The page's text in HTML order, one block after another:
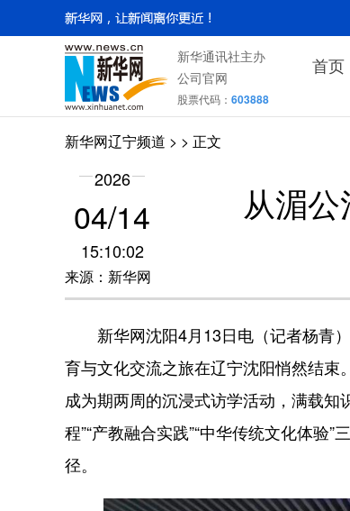
新华通讯社主办
公司官网
股票代码： 603888
首页
新华网辽宁频道 > > 正文
2026
04/14
15:10:02
来源：新华网
从湄
新华网沈阳4月13日电（记者杨青）
育与文化交流之旅在辽宁沈阳悄然结
成为期两周的沉浸式访学活动，满载
程”“产教融合实践”“中华传统文化体验
径。